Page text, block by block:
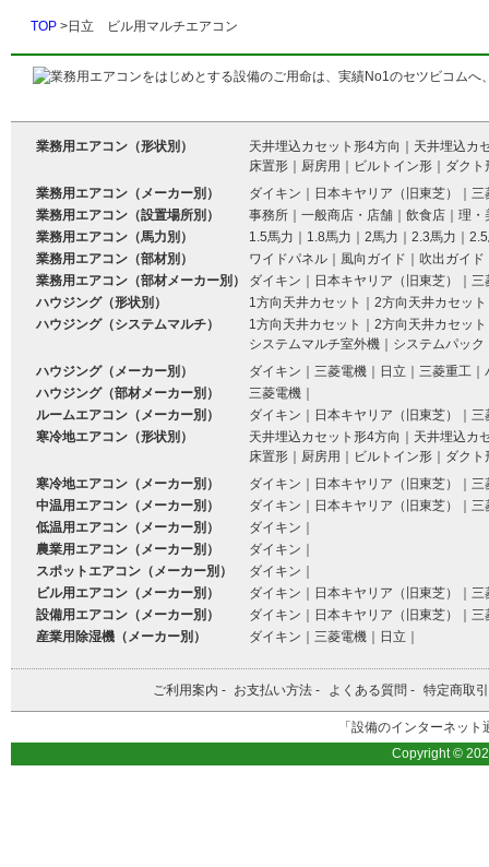
TOP >日立 ビル用マルチエアコン
業務用エアコン（形状別） 天井埋込カセット形4方向
天井埋込カ
床置形
厨房用 ビルトイン形
ダクト
業務用エアコン（メーカー別）
ダイキン 日本キヤリア（旧東芝）
三
業務用エアコン（設置場所別）
事務所 一般商店・店舗 飲食店
理・
業務用エアコン（馬力別）
1.5馬力 1.8馬力 2馬力 2.3馬力
業務用エアコン（部材別）
ワイドパネル 風向ガイド 吹出ガイド
業務用エアコン（部材メーカー別）
ダイキン 日本キヤリア（旧東芝）
三
ハウジング（形状別）
1方向天井カセット 2方向天井カセット
ハウジング（システムマルチ）
1方向天井カセット 2方向天井カセット
システムマルチ室外機
システムパック
ハウジング（メーカー別）
ダイキン 三菱電機 日立 三菱重工
ハウジング（部材メーカー別）
三菱電機
ルームエアコン（メーカー別）
ダイキン 日本キヤリア（旧東芝）
三
寒冷地エアコン（形状別）
天井埋込カセット形4方向
天井埋込カ
床置形
厨房用 ビルトイン形
ダクト
寒冷地エアコン（メーカー別）
ダイキン 日本キヤリア（旧東芝）
三
中温用エアコン（メーカー別）
ダイキン 日本キヤリア（旧東芝）
三
低温用エアコン（メーカー別）
ダイキン
農業用エアコン（メーカー別）
ダイキン
スポットエアコン（メーカー別）
ダイキン
ビル用エアコン（メーカー別）
ダイキン 日本キヤリア（旧東芝）
三
設備用エアコン（メーカー別）
ダイキン 日本キヤリア（旧東芝）
三
産業用除湿機（メーカー別）
ダイキン 三菱電機 日立
ご利用案内 - お支払い方法 - よくある質問 - 特定商取引
「設備のインターネッ
Copyright ©